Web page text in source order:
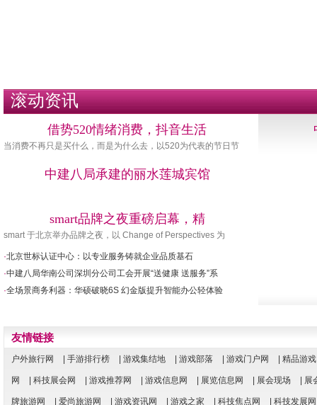
滚动资讯
借势520情绪消费，抖音生活
当消费不再只是买什么，而是为什么去，以520为代表的节日节
中建八局承建的丽水莲城宾馆
smart品牌之夜重磅启幕，精
smart 于北京举办品牌之夜，以 Change of Perspectives 为
·北京世标认证中心：以专业服务铸就企业品质基石
·中建八局华南公司深圳分公司工会开展“送健康 送服务”系
·全场景商务利器：华硕破晓6S 幻金版提升智能办公轻体验
友情链接
户外旅行网 手游排行榜 游戏集结地 游戏部落 游戏门户网 精品游戏
网 科技展会网 游戏推荐网 游戏信息网 展览信息网 展会现场 展
牌旅游网 爱尚旅游网 游戏资讯网 游戏之家 科技焦点网 科技发展网